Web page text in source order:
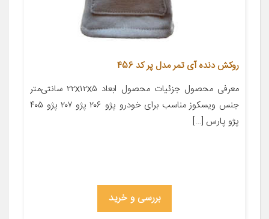
روکش دنده آی تمر مدل پر کد 456
معرفی محصول جزئیات محصول ابعاد ۲۲x۱۲x۵ سانتی‌متر
جنس ویسکوز مناسب برای خودرو پژو ۲۰۶ پژو ۲۰۷ پژو ۴۰۵
پژو پارس […]
بررسی و خرید